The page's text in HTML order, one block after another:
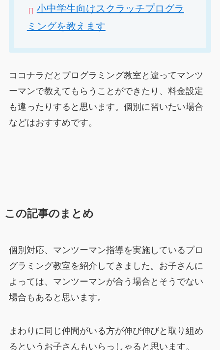
小中学生向けスクラッチプログラ
ミングを教えます
ココナラだとプログラミング教室と違ってマンツ
ーマンで教えてもらうことができたり、料金設定
も違ったりすると思います。個別に習いたい場合
などはおすすめです。
この記事のまとめ
個別対応、マンツーマン指導を実施しているプロ
グラミング教室を紹介してきました。お子さんに
よっては、マンツーマンが合う場合とそうでない
場合もあると思います。
まわりに同じ仲間がいる方が伸び伸びと取り組め
るというお子さんもいらっしゃると思います。